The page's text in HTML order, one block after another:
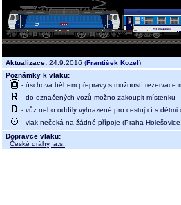
Aktualizace: 24.9.2016 (František Kozel)
Poznámky k vlaku:
- úschova během přepravy s možností rezervace
- do označených vozů možno zakoupit místenku
- vůz nebo oddíly vyhrazené pro cestující s dětmi
- vlak nečeká na žádné přípoje (Praha-
Dopravce vlaku:
České dráhy, a.s. ;